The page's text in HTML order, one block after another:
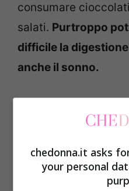
consumare
salati. Purtroppo
difficile la
anche il sonno.
essere rilassati,
anche un sonno
vedendo un film che
chedonna.it asks
your personal